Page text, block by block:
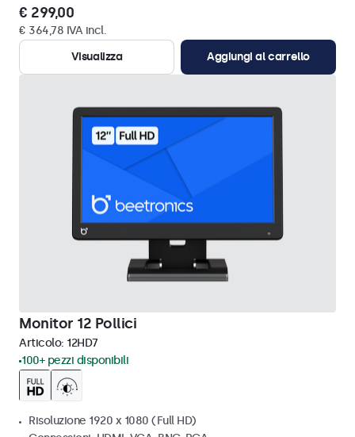
€ 299,00
€ 364,78 IVA incl.
Visualizza
Aggiungi al carrello
Monitor 12 Pollici
Articolo: 12HD7
100+ pezzi disponibili
Risoluzione 1920 x 1080 (Full HD)